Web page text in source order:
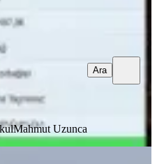
Mahmut Uzunca
Ara